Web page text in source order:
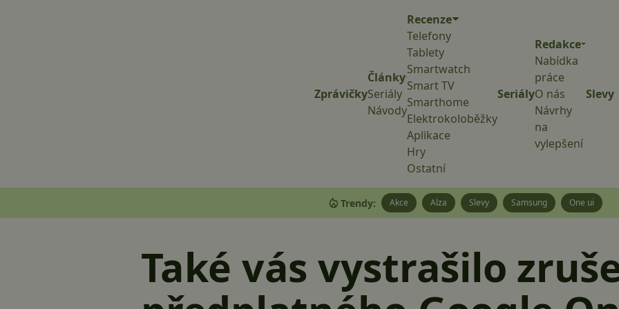
Zprávičky
Články
Seriály
Návody
Recenze
Telefony
Tablety
Smartwatch
Smart TV
Smarthome
Elektrokoloběžky
Aplikace
Hry
Ostatní
Seriály
Redakce
Nabídka
práce
O nás
Návrhy
na
vylepšení
Slevy
Trendy: Akce Alza Slevy Samsung One ui
Také vás vystrašilo